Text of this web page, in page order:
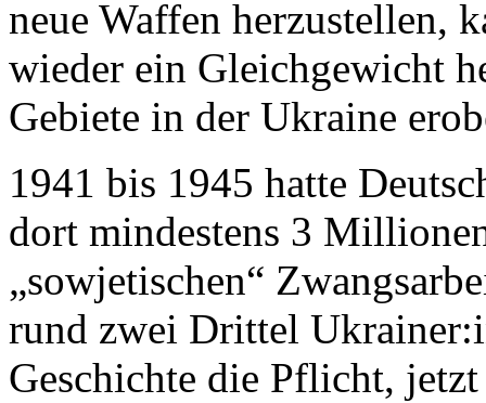
neue Waffen herzustellen,
wieder ein Gleichgewicht
Gebiete in der Ukraine
1941 bis 1945 hatte
dort mindestens 3
„sowjetischen“
rund zwei Drittel
Geschichte die Pflicht,